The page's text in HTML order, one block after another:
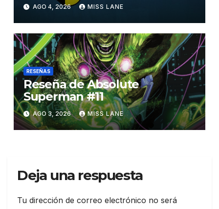
AGO 4, 2026 MISS LANE
RESEÑAS
Reseña de Absolute
Superman #11
AGO 3, 2026 MISS LANE
Deja una respuesta
Tu dirección de correo electrónico no será